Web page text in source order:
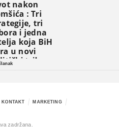
nakon
: Tri
tri
i jedna
koja BiH
u novi
triler
KONTAKT
MARKETING
zadržana.